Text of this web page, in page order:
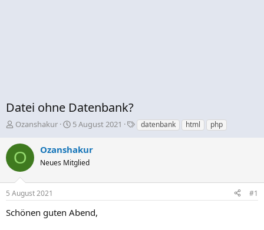
Datei ohne Datenbank?
E
s
t
e
e
r
Ozanshakur
E
t
e
t
a
m
5 August 2021
S
c
o
datenbank html php
O Ozanshakur
Neues Mitglied
5 August 2021 #1
Schönen guten Abend,